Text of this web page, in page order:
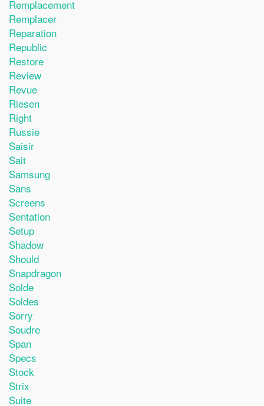
Remplacement
Remplacer
Reparation
Republic
Restore
Review
Revue
Riesen
Right
Russie
Saisir
Sait
Samsung
Sans
Screens
Sentation
Setup
Shadow
Should
Snapdragon
Solde
Soldes
Sorry
Soudre
Span
Specs
Stock
Strix
Suite